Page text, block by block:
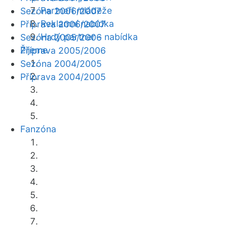
Partneři mládeže
Reklamní nabídka
Hrdý partner - nabídka
Žijeme
Fanzóna
Sezóna 2006/2007
Příprava 2006/2007
Sezóna 2005/2006
Příprava 2005/2006
Sezóna 2004/2005
Příprava 2004/2005